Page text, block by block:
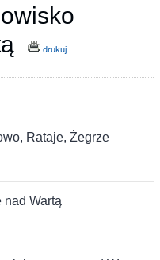
drukuj
Rataje, Żegrze
nad Wartą